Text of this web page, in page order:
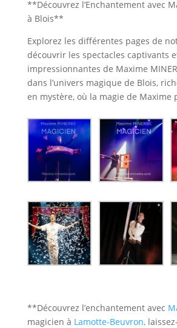
**Découvrez l’Enchantement avec
à Blois**
Explorez les différentes pages de
découvrir les spectacles captivants
impressionnantes de Maxime
dans l’univers magique de Blois,
en mystère, où la magie de Maxime
**Découvrez l’enchantement avec
magicien à Lamotte-Beuvron,